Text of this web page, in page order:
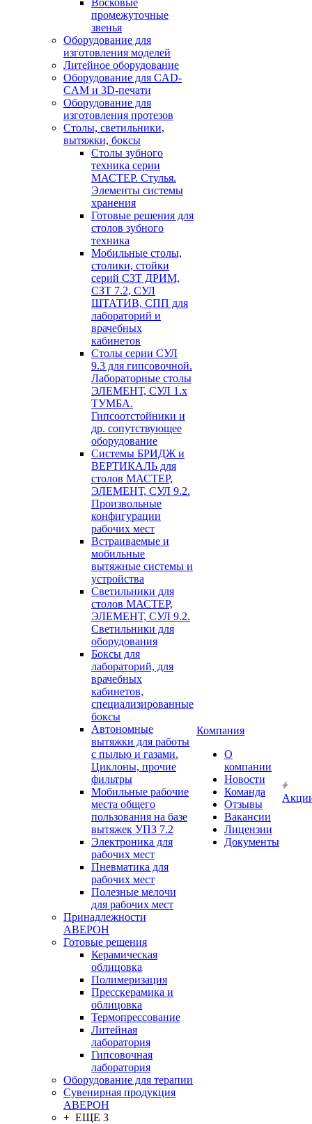
Восковые
промежуточные
звенья
Оборудование для
изготовления моделей
Литейное оборудование
Оборудование для CAD-
CAM и 3D-печати
Оборудование для
изготовления протезов
Cтолы, светильники,
вытяжки, боксы
Столы зубного
техника серии
МАСТЕР. Стулья.
Элементы системы
хранения
Готовые решения для
столов зубного
техника
Мобильные столы,
столики, стойки
серий СЗТ ДРИМ,
СЗТ 7.2, СУЛ
ШТАТИВ, СПП для
лабораторий и
врачебных
кабинетов
Столы серии СУЛ
9.3 для гипсовочной.
Лабораторные столы
ЭЛЕМЕНТ, СУЛ 1.х
ТУМБА.
Гипсоотстойники и
др. сопутствующее
оборудование
Системы БРИДЖ и
ВЕРТИКАЛЬ для
столов МАСТЕР,
ЭЛЕМЕНТ, СУЛ 9.2.
Произвольные
конфигурации
рабочих мест
Встраиваемые и
мобильные
вытяжные системы и
устройства
Светильники для
столов МАСТЕР,
ЭЛЕМЕНТ, СУЛ 9.2.
Светильники для
оборудования
Боксы для
лабораторий, для
врачебных
кабинетов,
специализированные
боксы
Автономные
вытяжки для работы
с пылью и газами.
Циклоны, прочие
фильтры
Мобильные рабочие
места общего
пользования на базе
вытяжек УПЗ 7.2
Электроника для
рабочих мест
Пневматика для
рабочих мест
Полезные мелочи
для рабочих мест
Принадлежности
АВЕРОН
Готовые решения
Керамическая
облицовка
Полимеризация
Пресскерамика и
облицовка
Термопрессование
Литейная
лаборатория
Гипсовочная
лаборатория
Оборудование для терапии
Сувенирная продукция
АВЕРОН
+ ЕЩЕ 3
Компания
О
компании
Новости
Команда
Отзывы
Вакансии
Лицензии
Документы